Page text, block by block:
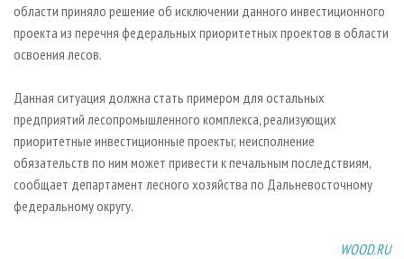
области приняло решение об исключении данного инвестиционного
проекта из перечня федеральных приоритетных проектов в области
освоения лесов.
Данная ситуация должна стать примером для остальных
предприятий лесопромышленного комплекса, реализующих
приоритетные инвестиционные проекты; неисполнение
обязательств по ним может привести к печальным последствиям,
сообщает департамент лесного хозяйства по Дальневосточному
федеральному округу.
WOOD.RU